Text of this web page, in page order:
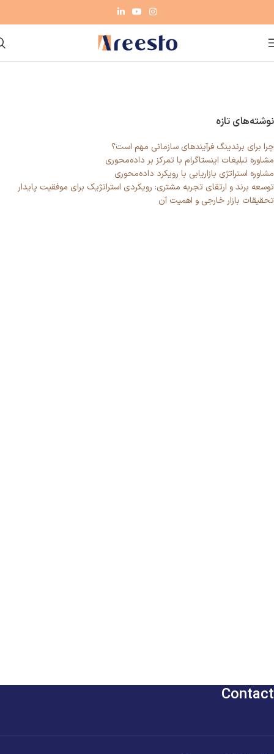
نوشته‌های تازه
چرا برای برندینگ فرآیندهای سازمانی مهم است؟
مشاوره تبلیغات اینستاگرام با تمرکز بر داده‌محوری
مشاوره استراتژی بازاریابی با رویکرد داده‌محوری
توسعه برند و ارتقای تجربه مشتری: رویکردی استراتژیک برای موفقیت پایدار
تحقیقات بازار خارجی و اهمیت آن
Contact